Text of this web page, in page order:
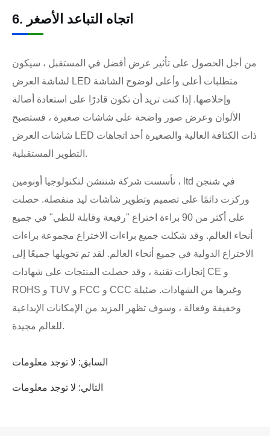
6. اتجاه التباعد الأصغر
من أجل الحصول على تأثير عرض أفضل في المستقبل ، سيكون
لشاشة العرض LED متطلبات أعلى وأعلى لوضوح الشاشة
وإخلاصها. إذا كنت تريد أن تكون قادرًا على استعادة أصالة
الألوان وعرض صور واضحة على شاشات صغيرة ، فستصبح
شاشات العرض LED ذات الكثافة العالية والصغيرة أحد اتجاهات
التطوير المستقبلية.
تأسست شركة شنتشن لتكنولوجيا أونومين ، ltd في شنجن
وركزت دائمًا على تصميم وتطوير شاشات ليد منفصلة. حصلت
على أكثر من 90 براءة اختراع "رفيعة وقابلة للطي" في جميع
أنحاء العالم. وقد شكلت جميع براءات الاختراع مجموعة براءات
الاختراع الدولية في جميع أنحاء العالم. لقد تم تحويلها جميعًا إلى
إنجازات تقنية ، وقد حصلت المنتجات على شهادات CE و
ROHS و TUV و FCC و CCC وغيرها من الشهادات. ضئيلة
وخفيفة وفعالة ، وسوف تظهر المزيد من الإمكانات الإبداعية
للعالم مجيدة.
السابق: لا توجد معلومات
التالي: لا توجد معلومات